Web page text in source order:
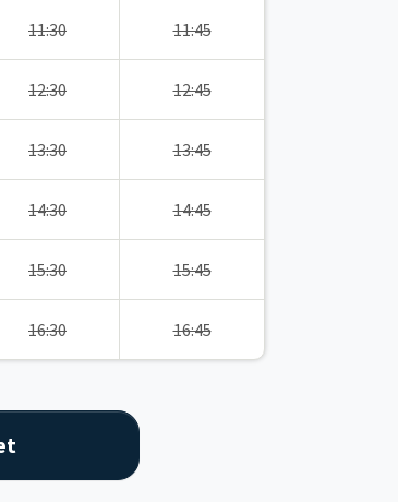
11:30 11:45
12:30 12:45
13:30 13:45
14:30 14:45
15:30 15:45
16:30 16:45